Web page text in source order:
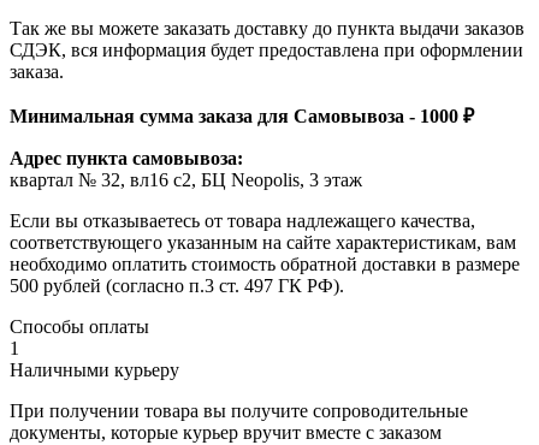
Так же вы можете заказать доставку до пункта выдачи заказов
СДЭК, вся информация будет предоставлена при оформлении
заказа.
Минимальная сумма заказа для Самовывоза - 1000 ₽
Адрес пункта самовывоза:
квартал № 32, вл16 с2, БЦ Neopolis, 3 этаж
Если вы отказываетесь от товара надлежащего качества,
соответствующего указанным на сайте характеристикам, вам
необходимо оплатить стоимость обратной доставки в размере
500 рублей (согласно п.3 ст. 497 ГК РФ).
Способы оплаты
1
Наличными курьеру
При получении товара вы получите сопроводительные
документы, которые курьер вручит вместе с заказом